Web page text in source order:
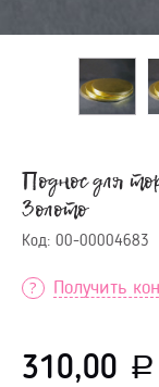
Поднос для
Золото
Код: 00-00004683
Получить
310,00 Р